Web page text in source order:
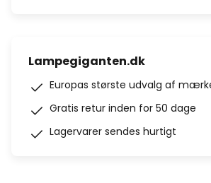
Lampegiganten.dk
Europas største udvalg af
Gratis retur inden for 50 dage
Lagervarer sendes hurtigt